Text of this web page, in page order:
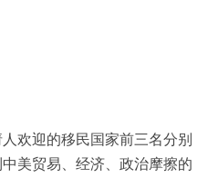
欢迎的移民国家前三名分别
美贸易、经济、政治摩擦的